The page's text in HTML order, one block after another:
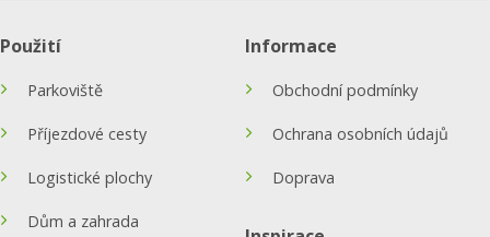
Použití
Parkoviště
Příjezdové cesty
Logistické plochy
Dům a zahrada
Informace
Obchodní podmínky
Ochrana osobních údajů
Doprava